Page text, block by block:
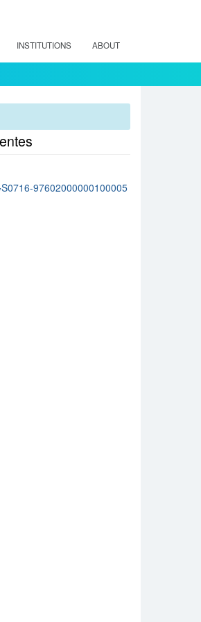
INSTITUTIONS ABOUT
97602000000100005